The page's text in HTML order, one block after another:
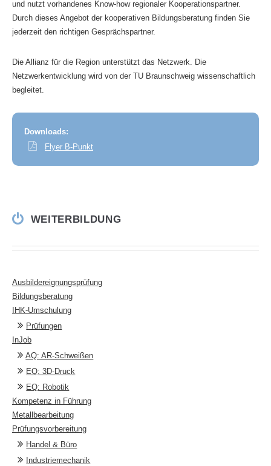
und nutzt vorhandenes Know-how regionaler Kooperationspartner.
Durch dieses Angebot der kooperativen Bildungsberatung finden Sie
jederzeit den richtigen Gesprächspartner.
Die Allianz für die Region unterstützt das Netzwerk. Die
Netzwerkentwicklung wird von der TU Braunschweig wissenschaftlich
begleitet.
Downloads:
Flyer B-Punkt
WEITERBILDUNG
Ausbildereignungsprüfung
Bildungsberatung
IHK-Umschulung
Prüfungen
InJob
AQ: AR-Schweißen
EQ: 3D-Druck
EQ: Robotik
Kompetenz in Führung
Metallbearbeitung
Prüfungsvorbereitung
Handel & Büro
Industriemechanik